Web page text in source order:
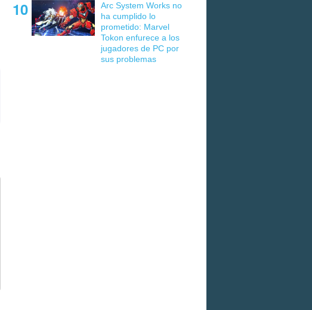
Arc System Works no
ha cumplido lo
prometido: Marvel
Tokon enfurece a los
jugadores de PC por
sus problemas